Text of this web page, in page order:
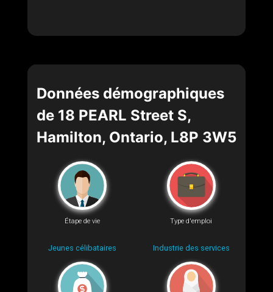
Données démographiques
de 18 PEARL Street S,
Hamilton, Ontario, L8P 3W5
Étape de vie
Jeunes célibataires
Type d'emploi
Industrie des services